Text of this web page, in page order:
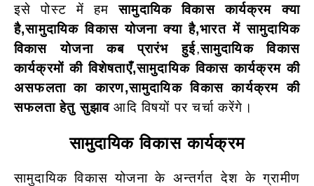
इसे पोस्ट में हमसामुदायिक विकास कार्यक्रम क्या
है,सामुदायिक विकास योजना क्या है,भारत में सामुदायिक
विकास योजना कब प्रारंभ हुई,सामुदायिक विकास
कार्यक्रमों की विशेषताएँ,सामुदायिक विकास कार्यक्रम की
असफलता का कारण,सामुदायिक विकास कार्यक्रम की
सफलता हेतु सुझावआदि विषयों पर चर्चा करेंगे।
सामुदायिक विकास कार्यक्रम
सामुदायिक विकास योजना के अन्तर्गत देश के ग्रामीण